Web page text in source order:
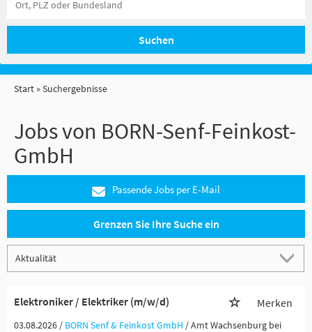
Suchen
Start Suchergebnisse
Jobs von BORN-Senf-Feinkost-
GmbH
Passende Jobs per E-Mail
Grenzen Sie Ihre Suche ein
Elektroniker / Elektriker (m/w/d) Merken
03.08.2026 / BORN Senf & Feinkost GmbH / Amt Wachsenburg bei